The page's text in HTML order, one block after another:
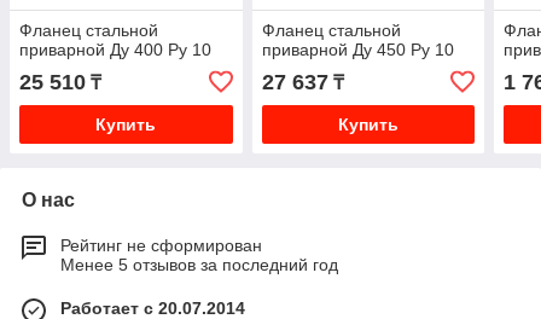
Фланец стальной
приварной Ду 400 Ру 10
25 510 ₸
Купить
Фланец стальной
приварной Ду 450 Ру 10
27 637₸
Купить
1
О нас
Рейтинг не сформирован
Менее 5 отзывов за последний год
Работает с 20.07.2014